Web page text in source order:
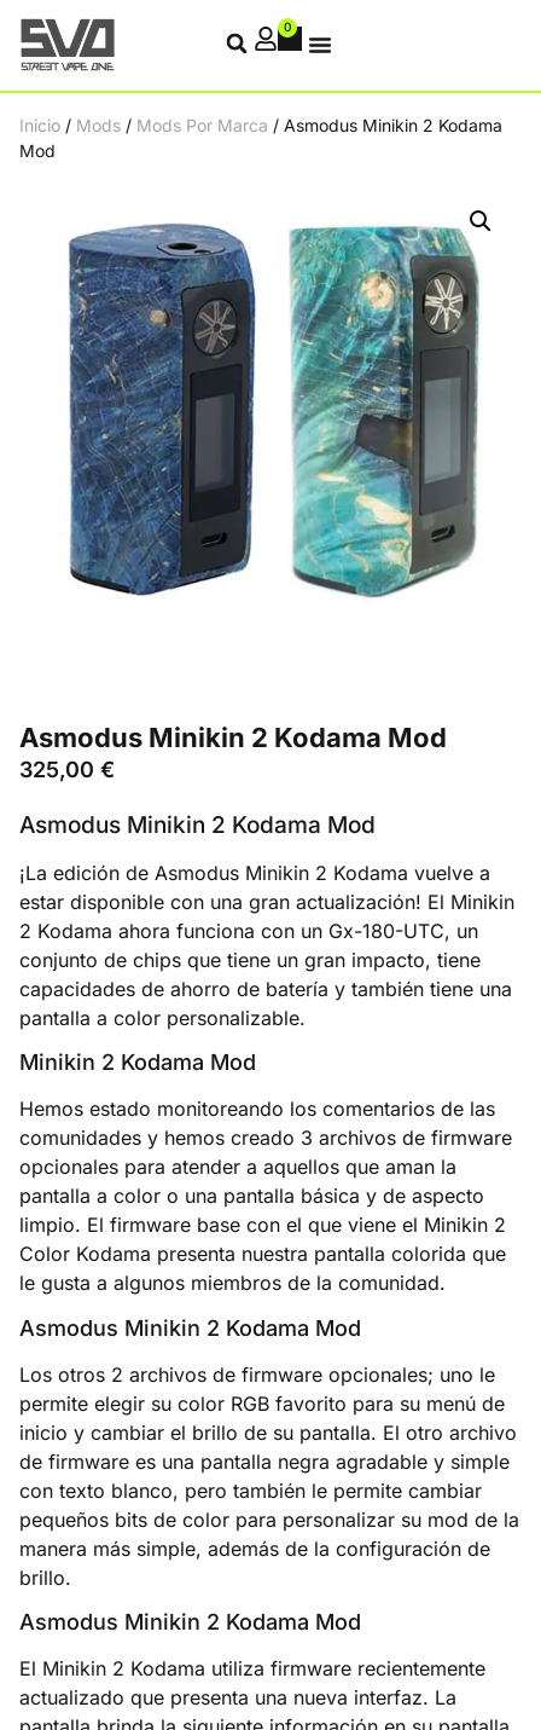
0
Inicio / Mods / Mods Por Marca / Asmodus Minikin 2 Kodama
Mod
Asmodus Minikin 2 Kodama Mod
325,00 €
Asmodus Minikin 2 Kodama Mod
¡La edición de Asmodus Minikin 2 Kodama vuelve a
estar disponible con una gran actualización! El Minikin
2 Kodama ahora funciona con un Gx-180-UTC, un
conjunto de chips que tiene un gran impacto, tiene
capacidades de ahorro de batería y también tiene una
pantalla a color personalizable.
Minikin 2 Kodama Mod
Hemos estado monitoreando los comentarios de las
comunidades y hemos creado 3 archivos de firmware
opcionales para atender a aquellos que aman la
pantalla a color o una pantalla básica y de aspecto
limpio. El firmware base con el que viene el Minikin 2
Color Kodama presenta nuestra pantalla colorida que
le gusta a algunos miembros de la comunidad.
Asmodus Minikin 2 Kodama Mod
Los otros 2 archivos de firmware opcionales; uno le
permite elegir su color RGB favorito para su menú de
inicio y cambiar el brillo de su pantalla. El otro archivo
de firmware es una pantalla negra agradable y simple
con texto blanco, pero también le permite cambiar
pequeños bits de color para personalizar su mod de la
manera más simple, además de la configuración de
brillo.
Asmodus Minikin 2 Kodama Mod
El Minikin 2 Kodama utiliza firmware recientemente
actualizado que presenta una nueva interfaz. La